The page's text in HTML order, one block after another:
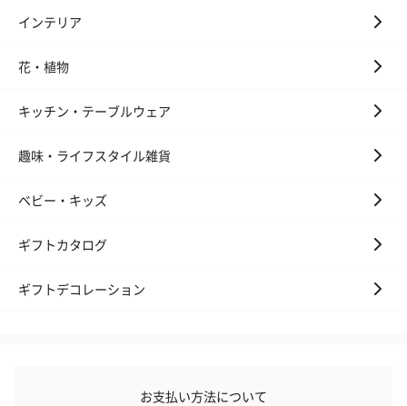
インテリア
花・植物
キッチン・テーブルウェア
趣味・ライフスタイル雑貨
ベビー・キッズ
ギフトカタログ
ギフトデコレーション
お支払い方法について